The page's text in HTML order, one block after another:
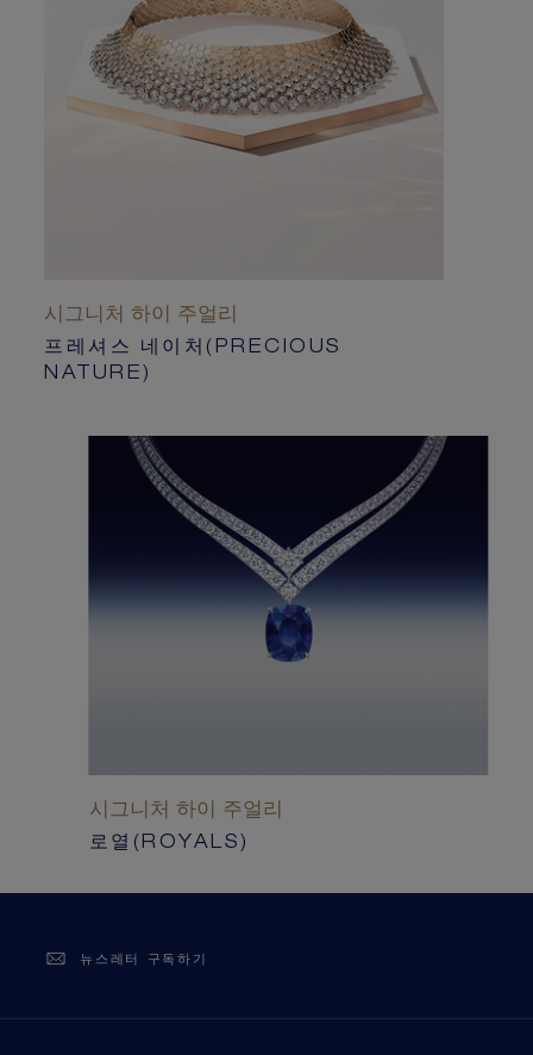
시그니처 하이 주얼리
프레셔스 네이처(PRECIOUS
NATURE)
시그니처 하이 주얼리
로열(ROYALS)
뉴스레터 구독하기